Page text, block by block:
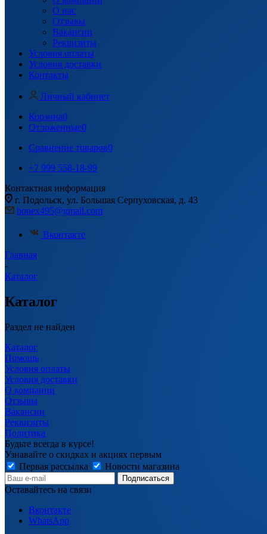
О нас
Отзывы
Вакансии
Реквизиты
Условия оплаты
Условия доставки
Контакты
Личный кабинет
Корзина0
Отложенные0
Сравнение товаров0
+7 999 558-18-99
Контактная информация
г. Подольск, ул. Большая Серпуховская, д. 43
honex495@gmail.com
Вконтакте
Главная
-
Каталог
Каталог
Раздел не найден
Каталог
Помощь
Условия оплаты
Условия доставки
О компании
Отзывы
Вакансии
Реквизиты
Политика
Будьте всегда в курсе!
Узнавайте о скидках и акциях первым
Первая рассылка
Новости магазина
Оставайтесь на связи
Вконтакте
WhatsApp